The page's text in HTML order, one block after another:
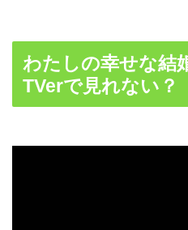
わたしの幸せな結
TVerで見れない？